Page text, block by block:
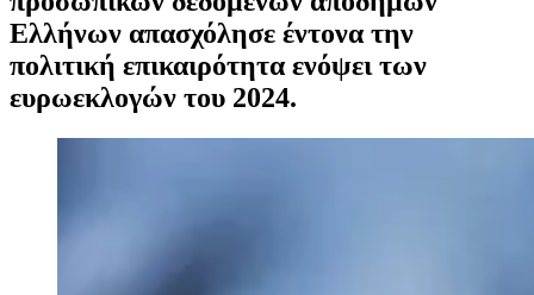
Ελλήνων απασχόλησε έντονα την
πολιτική επικαιρότητα ενόψει των
ευρωεκλογών του 2024.